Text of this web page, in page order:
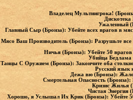
Владелец Мультиигрока!
Ужаленный
Главный Сыр (Бронза): Убейте всех врагов в
Мясо Ваш Производитель (Бронза): Разрушьте
Ничья (Бронза): Убейте 50
Убийца Бедлама
Танцы С Оружием (Бронза): Закончите оба
Русский язык
Дежа вю (Бронза): Жало
Смертельная Опасность
Кризис Жилья
Чистая Энергия
Хорошо, я Услышал Их Крик (Бронза): Убейте